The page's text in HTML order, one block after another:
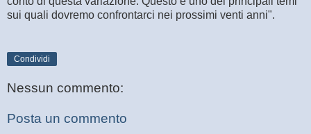
sui quali dovremo confrontarci nei prossimi venti anni".
Condividi
Nessun commento:
Posta un commento